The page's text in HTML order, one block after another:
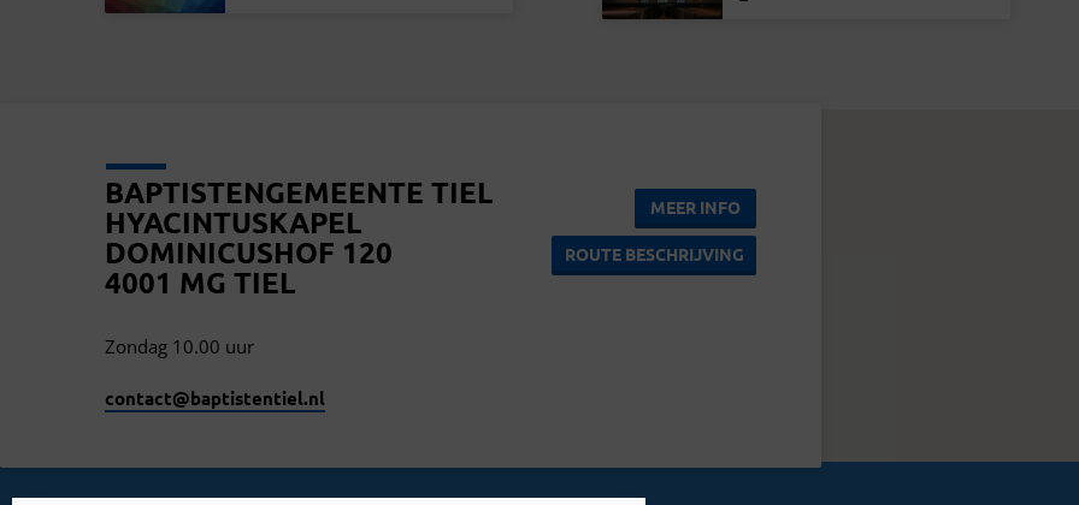
BAPTISTENGEMEENTE TIEL
HYACINTUSKAPEL
DOMINICUSHOF 120
4001 MG TIEL
MEER INFO
ROUTE BESCHRIJVING
Zondag 10.00 uur
contact​@baptistentiel.nl